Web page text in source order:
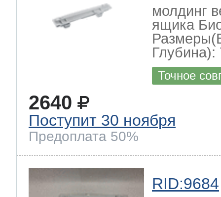
молдинг
ящика
Глубина):
Точное
2640
Поступит 30 ноября
Предоплата 50%
RID:9684